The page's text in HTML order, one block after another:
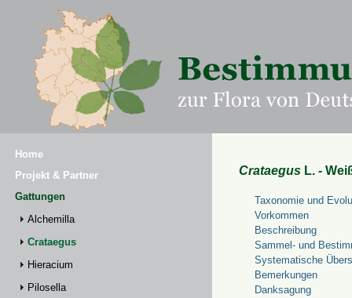
Home
Projekt & Partner
Gattungen
Alchemilla
Crataegus
Hieracium
Pilosella
Crataegus L. -
Taxonomie und
Vorkommen
Beschreibung
Sammel- und
Systematische
Bemerkungen
Danksagung